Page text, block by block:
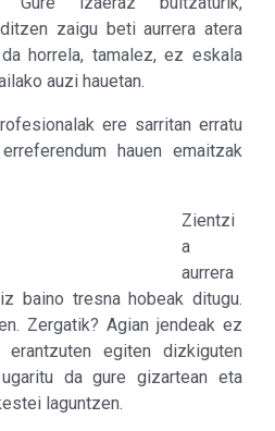
zaigu beti aurrera atera
horrela, tamalez, ez eskala
auzi hauetan.
ere sarritan erratu
hauen emaitzak
Zientzi
a
aurrera
baino tresna hobeak ditugu.
Zergatik? Agian jendeak ez
egiten dizkiguten
da gure gizartean eta
laguntzen.